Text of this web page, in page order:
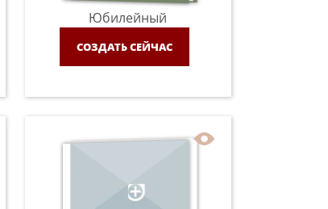
Юбилейный
СОЗДАТЬ СЕЙЧАС